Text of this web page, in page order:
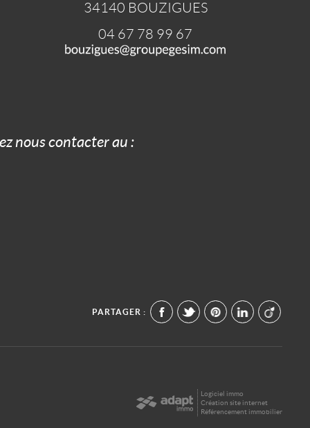
34140 BOUZIGUES
04 67 78 99 67
nous contacter au :
PARTAGER :
Logiciel immo
Création site internet
Référencement immobilier